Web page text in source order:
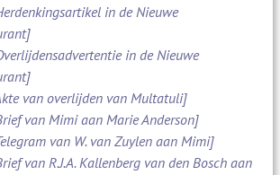
in de Nieuwe
in de Nieuwe
van overlijden van Multatuli]
van Mimi aan Marie Anderson]
van W. van Zuylen aan Mimi]
van R.J.A. Kallenberg van den Bosch aan